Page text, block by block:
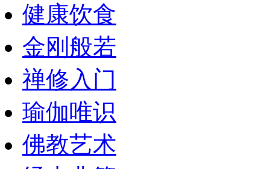
健康饮食
金刚般若
禅修入门
瑜伽唯识
佛教艺术